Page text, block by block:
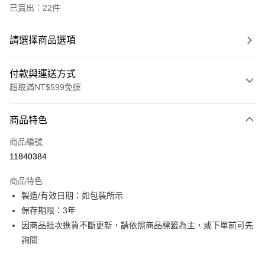
已賣出：22件
請選擇商品選項
付款與運送方式
超取滿NT$599免運
信用卡一次付款
超商取貨付款
Apple Pay
街口支付
全盈+PAY
商品特色
商品編號
11840384
商品特色
製造/有效日期：如包裝所示
保存期限：3年
因商品批次進貨不斷更新，請依照商品標籤為主，或下單前可先
詢問